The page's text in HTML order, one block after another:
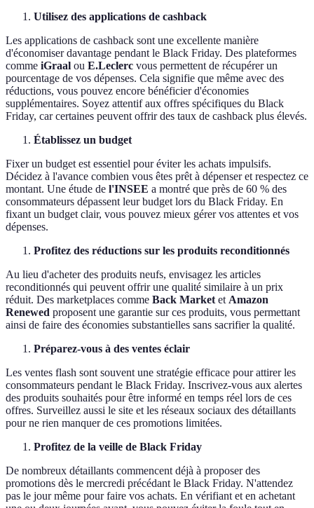
Utilisez des applications de cashback
Les applications de cashback sont une excellente manière
d'économiser davantage pendant le Black Friday. Des plateformes
comme iGraal ou E.Leclerc vous permettent de récupérer un
pourcentage de vos dépenses. Cela signifie que même avec des
réductions, vous pouvez encore bénéficier d'économies
supplémentaires. Soyez attentif aux offres spécifiques du Black
Friday, car certaines peuvent offrir des taux de cashback plus élevés.
Établissez un budget
Fixer un budget est essentiel pour éviter les achats impulsifs.
Décidez à l'avance combien vous êtes prêt à dépenser et respectez ce
montant. Une étude de l'INSEE a montré que près de 60 % des
consommateurs dépassent leur budget lors du Black Friday. En
fixant un budget clair, vous pouvez mieux gérer vos attentes et vos
dépenses.
Profitez des réductions sur les produits reconditionnés
Au lieu d'acheter des produits neufs, envisagez les articles
reconditionnés qui peuvent offrir une qualité similaire à un prix
réduit. Des marketplaces comme Back MarketetAmazon
Renewed proposent une garantie sur ces produits, vous permettant
ainsi de faire des économies substantielles sans sacrifier la qualité.
Préparez-vous à des ventes éclair
Les ventes flash sont souvent une stratégie efficace pour attirer les
consommateurs pendant le Black Friday. Inscrivez-vous aux alertes
des produits souhaités pour être informé en temps réel lors de ces
offres. Surveillez aussi le site et les réseaux sociaux des détaillants
pour ne rien manquer de ces promotions limitées.
Profitez de la veille de Black Friday
De nombreux détaillants commencent déjà à proposer des
promotions dès le mercredi précédant le Black Friday. N'attendez
pas le jour même pour faire vos achats. En vérifiant et en achetant